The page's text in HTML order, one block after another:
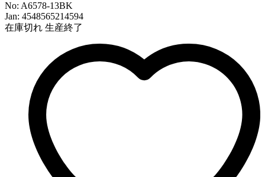
No: A6578-13BK
Jan: 4548565214594
在庫切れ 生産終了